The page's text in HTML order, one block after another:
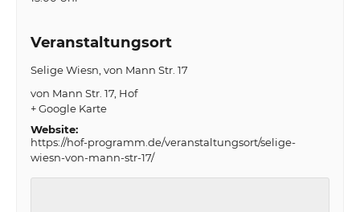
Veranstaltungsort
Selige Wiesn, von Mann Str. 17
von Mann Str. 17 Hof
+ Google Karte
Website:
https://hof-programm.de/veranstaltungsort/selige-
wiesn-von-mann-str-17/